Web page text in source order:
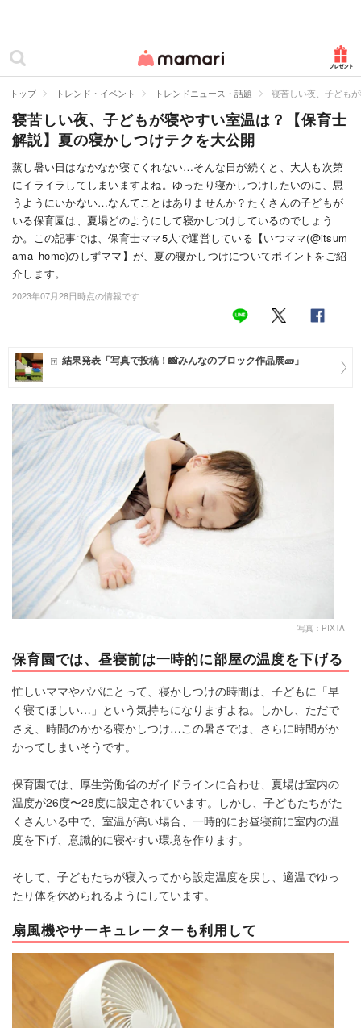
ママリ
カテゴリー一覧
妊娠
出産
赤ちゃん・育児
子育て・家族
病院
住まい
トレンド・イベント
トップ トレンド・イベント トレンドニュース・話題 寝苦しい夜、子ども
寝苦しい夜、子どもが寝やすい室温は？【保育士
解説】夏の寝かしつけテクを大公開
蒸し暑い日はなかなか寝てくれない…そんな日が続くと、大人も次第
にイライラしてしまいますよね。ゆったり寝かしつけしたいのに、思
うようにいかない…なんてことはありませんか？たくさんの子どもが
いる保育園は、夏場どのようにして寝かしつけしているのでしょう
か。この記事では、保育士ママ5人で運営している【いつママ(@itsum
ama_home)のしずママ】が、夏の寝かしつけについてポイントをご紹
介します。
2023年07月28日時点の情報です
結果発表「写真で投稿！📸みんなのブロック作品展🧱」
写真：PIXTA
保育園では、昼寝前は一時的に部屋の温度を下げる
忙しいママやパパにとって、寝かしつけの時間は、子どもに「早
く寝てほしい…」という気持ちになりますよね。しかし、ただで
さえ、時間のかかる寝かしつけ…この暑さでは、さらに時間がか
かってしまいそうです。
保育園では、厚生労働省のガイドラインに合わせ、夏場は室内の
温度が26度〜28度に設定されています。しかし、子どもたちがた
くさんいる中で、室温が高い場合、一時的にお昼寝前に室内の温
度を下げ、意識的に寝やすい環境を作ります。
そして、子どもたちが寝入ってから設定温度を戻し、適温でゆっ
たり体を休められるようにしています。
扇風機やサーキュレーターも利用して